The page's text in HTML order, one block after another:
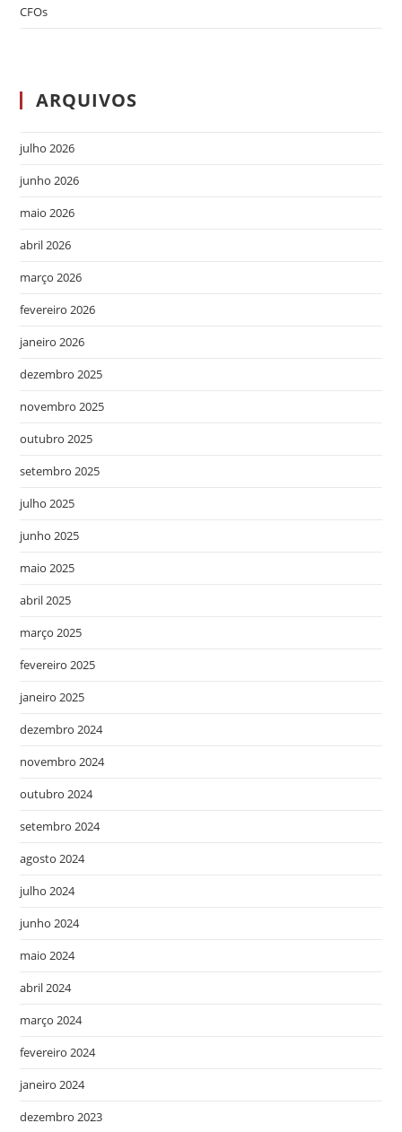
CFOs
ARQUIVOS
julho 2026
junho 2026
maio 2026
abril 2026
março 2026
fevereiro 2026
janeiro 2026
dezembro 2025
novembro 2025
outubro 2025
setembro 2025
julho 2025
junho 2025
maio 2025
abril 2025
março 2025
fevereiro 2025
janeiro 2025
dezembro 2024
novembro 2024
outubro 2024
setembro 2024
agosto 2024
julho 2024
junho 2024
maio 2024
abril 2024
março 2024
fevereiro 2024
janeiro 2024
dezembro 2023